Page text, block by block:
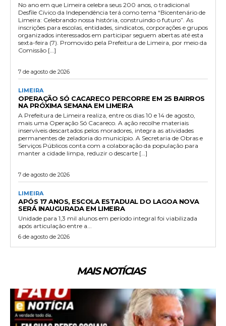
No ano em que Limeira celebra seus 200 anos, o tradicional
Desfile Cívico da Independência terá como tema “Bicentenário de
Limeira: Celebrando nossa história, construindo o futuro”. As
inscrições para escolas, entidades, sindicatos, corporações e grupos
organizados interessados em participar seguem abertas até esta
sexta-feira (7). Promovido pela Prefeitura de Limeira, por meio da
Comissão […]
7 de agosto de 2026
LIMEIRA
OPERAÇÃO SÓ CACARECO PERCORRE EM 25 BAIRROS
NA PRÓXIMA SEMANA EM LIMEIRA
A Prefeitura de Limeira realiza, entre os dias 10 e 14 de agosto,
mais uma Operação Só Cacareco. A ação recolhe materiais
inservíveis descartados pelos moradores, integra as atividades
permanentes de zeladoria do município. A Secretaria de Obras e
Serviços Públicos conta com a colaboração da população para
manter a cidade limpa, reduzir o descarte […]
7 de agosto de 2026
LIMEIRA
APÓS 17 ANOS, ESCOLA ESTADUAL DO LAGOA NOVA
SERÁ INAUGURADA EM LIMEIRA
Unidade para 1,3 mil alunos em período integral foi viabilizada
após articulação entre a...
6 de agosto de 2026
MAIS NOTÍCIAS